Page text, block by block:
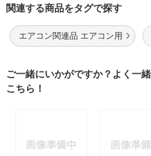
関連する商品をタグで探す
エアコン関連品 エアコン用
ご一緒にいかがですか？よく一
こちら！